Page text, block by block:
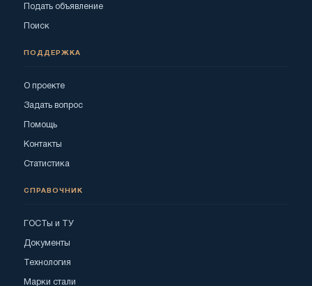
Подать объявление
Поиск
ПОДДЕРЖКА
О проекте
Задать вопрос
Помощь
Контакты
Статистика
СПРАВОЧНИК
ГОСТы и ТУ
Документы
Технология
Марки стали